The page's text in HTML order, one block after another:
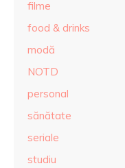
filme
food & drinks
modă
NOTD
personal
sănătate
seriale
studiu